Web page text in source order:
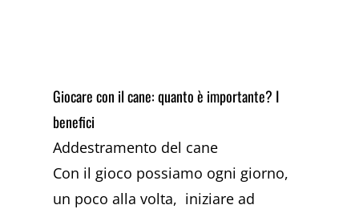
Giocare con il cane: quanto è importante? I
benefici
Addestramento del cane
Con il gioco possiamo ogni giorno,
un poco alla volta, iniziare ad